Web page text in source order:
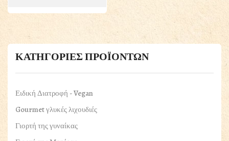
ΚΑΤΗΓΟΡΙΕΣ ΠΡΟΪΟΝΤΩΝ
Ειδική Διατροφή - Vegan
Gourmet γλυκές λιχουδιές
Γιορτή της γυναίκας